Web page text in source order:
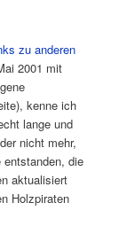
zu anderen
2001 mit
kenne ich
lange und
nicht mehr,
die
aktualisiert
Holzpiraten